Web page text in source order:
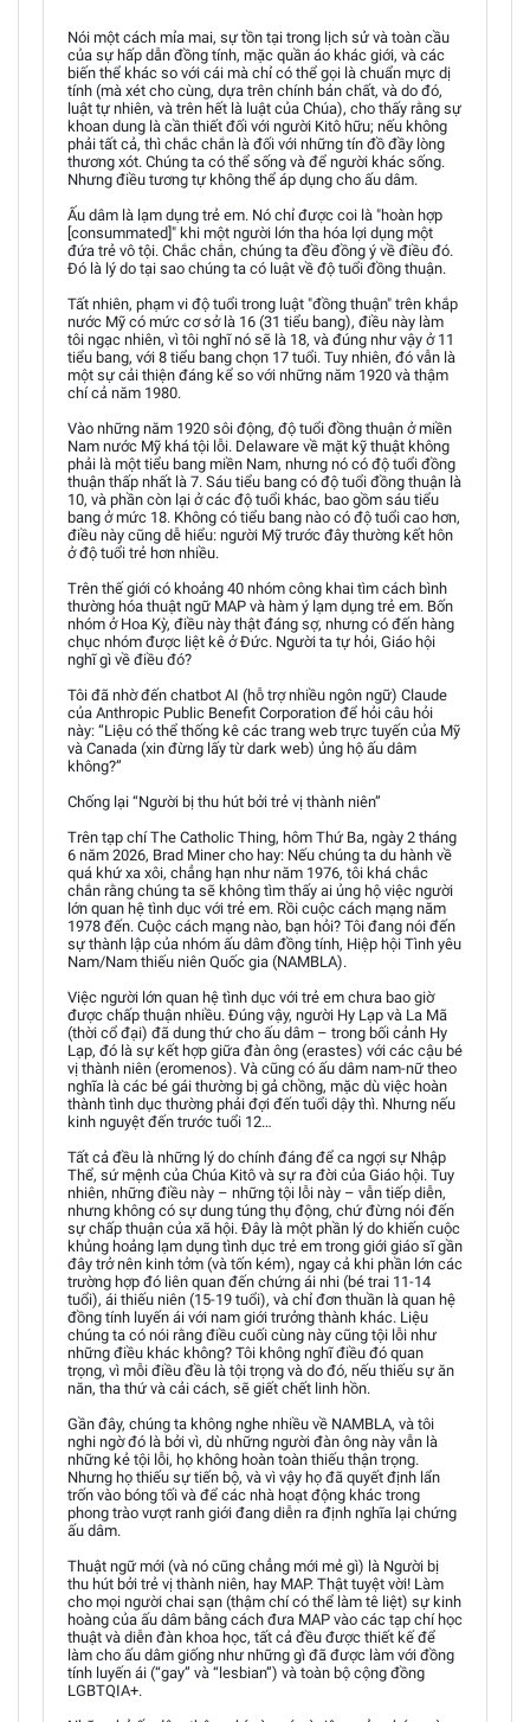
Nói một cách mỉa mai, sự tồn tại trong lịch sử và toàn cầu
của sự hấp dẫn đồng tính, mặc quần áo khác giới, và các
biến thể khác so với cái mà chỉ có thể gọi là chuẩn mực dị
tính (mà xét cho cùng, dựa trên chính bản chất, và do đó,
luật tự nhiên, và trên hết là luật của Chúa), cho thấy rằng sự
khoan dung là cần thiết đối với người Kitô hữu; nếu không
phải tất cả, thì chắc chắn là đối với những tín đồ đầy lòng
thương xót. Chúng ta có thể sống và để người khác sống.
Nhưng điều tương tự không thể áp dụng cho ấu dâm.
Ấu dâm là lạm dụng trẻ em. Nó chỉ được coi là "hoàn hợp
[consummated]" khi một người lớn tha hóa lợi dụng một
đứa trẻ vô tội. Chắc chắn, chúng ta đều đồng ý về điều đó.
Đó là lý do tại sao chúng ta có luật về độ tuổi đồng thuận.
Tất nhiên, phạm vi độ tuổi trong luật "đồng thuận" trên khắp
nước Mỹ có mức cơ sở là 16 (31 tiểu bang), điều này làm
tôi ngạc nhiên, vì tôi nghĩ nó sẽ là 18, và đúng như vậy ở 11
tiểu bang, với 8 tiểu bang chọn 17 tuổi. Tuy nhiên, đó vẫn là
một sự cải thiện đáng kể so với những năm 1920 và thậm
chí cả năm 1980.
Vào những năm 1920 sôi động, độ tuổi đồng thuận ở miền
Nam nước Mỹ khá tội lỗi. Delaware về mặt kỹ thuật không
phải là một tiểu bang miền Nam, nhưng nó có độ tuổi đồng
thuận thấp nhất là 7. Sáu tiểu bang có độ tuổi đồng thuận là
10, và phần còn lại ở các độ tuổi khác, bao gồm sáu tiểu
bang ở mức 18. Không có tiểu bang nào có độ tuổi cao hơn,
điều này cũng dễ hiểu: người Mỹ trước đây thường kết hôn
ở độ tuổi trẻ hơn nhiều.
Trên thế giới có khoảng 40 nhóm công khai tìm cách bình
thường hóa thuật ngữ MAP và hàm ý lạm dụng trẻ em. Bốn
nhóm ở Hoa Kỳ, điều này thật đáng sợ, nhưng có đến hàng
chục nhóm được liệt kê ở Đức. Người ta tự hỏi, Giáo hội
nghĩ gì về điều đó?
Tôi đã nhờ đến chatbot AI (hỗ trợ nhiều ngôn ngữ) Claude
của Anthropic Public Benefit Corporation để hỏi câu hỏi
này: “Liệu có thể thống kê các trang web trực tuyến của Mỹ
và Canada (xin đừng lấy từ dark web) ủng hộ ấu dâm
không?”
Chống lại “Người bị thu hút bởi trẻ vị thành niên”
Trên tạp chí The Catholic Thing, hôm Thứ Ba, ngày 2 tháng
6 năm 2026, Brad Miner cho hay: Nếu chúng ta du hành về
quá khứ xa xôi, chẳng hạn như năm 1976, tôi khá chắc
chắn rằng chúng ta sẽ không tìm thấy ai ủng hộ việc người
lớn quan hệ tình dục với trẻ em. Rồi cuộc cách mạng năm
1978 đến. Cuộc cách mạng nào, bạn hỏi? Tôi đang nói đến
sự thành lập của nhóm ấu dâm đồng tính, Hiệp hội Tình yêu
Nam/Nam thiếu niên Quốc gia (NAMBLA).
Việc người lớn quan hệ tình dục với trẻ em chưa bao giờ
được chấp thuận nhiều. Đúng vậy, người Hy Lạp và La Mã
(thời cổ đại) đã dung thứ cho ấu dâm – trong bối cảnh Hy
Lạp, đó là sự kết hợp giữa đàn ông (erastes) với các cậu bé
vị thành niên (eromenos). Và cũng có ấu dâm nam-nữ theo
nghĩa là các bé gái thường bị gả chồng, mặc dù việc hoàn
thành tình dục thường phải đợi đến tuổi dậy thì. Nhưng nếu
kinh nguyệt đến trước tuổi 12…
Tất cả đều là những lý do chính đáng để ca ngợi sự Nhập
Thể, sứ mệnh của Chúa Kitô và sự ra đời của Giáo hội. Tuy
nhiên, những điều này – những tội lỗi này – vẫn tiếp diễn,
nhưng không có sự dung túng thụ động, chứ đừng nói đến
sự chấp thuận của xã hội. Đây là một phần lý do khiến cuộc
khủng hoảng lạm dụng tình dục trẻ em trong giới giáo sĩ gần
đây trở nên kinh tởm (và tốn kém), ngay cả khi phần lớn các
trường hợp đó liên quan đến chứng ái nhi (bé trai 11-14
tuổi), ái thiếu niên (15-19 tuổi), và chỉ đơn thuần là quan hệ
đồng tính luyến ái với nam giới trưởng thành khác. Liệu
chúng ta có nói rằng điều cuối cùng này cũng tội lỗi như
những điều khác không? Tôi không nghĩ điều đó quan
trọng, vì mỗi điều đều là tội trọng và do đó, nếu thiếu sự ăn
năn, tha thứ và cải cách, sẽ giết chết linh hồn.
Gần đây, chúng ta không nghe nhiều về NAMBLA, và tôi
nghi ngờ đó là bởi vì, dù những người đàn ông này vẫn là
những kẻ tội lỗi, họ không hoàn toàn thiếu thận trọng.
Nhưng họ thiếu sự tiến bộ, và vì vậy họ đã quyết định lẩn
trốn vào bóng tối và để các nhà hoạt động khác trong
phong trào vượt ranh giới đang diễn ra định nghĩa lại chứng
ấu dâm.
Thuật ngữ mới (và nó cũng chẳng mới mẻ gì) là Người bị
thu hút bởi trẻ vị thành niên, hay MAP. Thật tuyệt vời! Làm
cho mọi người chai sạn (thậm chí có thể làm tê liệt) sự kinh
hoàng của ấu dâm bằng cách đưa MAP vào các tạp chí học
thuật và diễn đàn khoa học, tất cả đều được thiết kế để
làm cho ấu dâm giống như những gì đã được làm với đồng
tính luyến ái (“gay” và “lesbian”) và toàn bộ cộng đồng
LGBTQIA+.